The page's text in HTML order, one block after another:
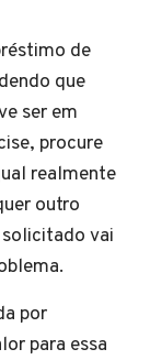
de
que
ser em
procure
realmente
outro
vai
por
para essa